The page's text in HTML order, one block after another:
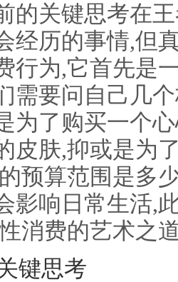
的关键思考在
经历的事情,但
行为,它首先是
需要问自己几
为了购买一个
皮肤,抑或是为
预算范围是多
影响日常生活,
消费的艺术之
键思考